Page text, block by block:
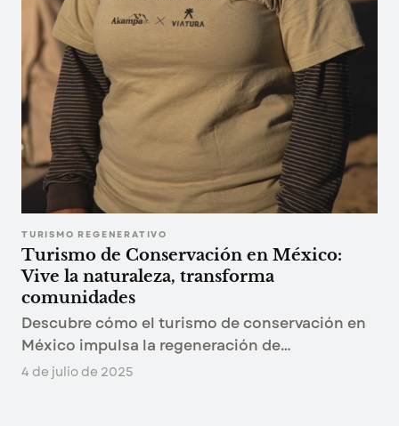
TURISMO REGENERATIVO
Turismo de Conservación en México:
Vive la naturaleza, transforma
comunidades
Descubre cómo el turismo de conservación en
México impulsa la regeneración de
ecosistemas y fortalece comunidades locales.
4 de julio de 2025